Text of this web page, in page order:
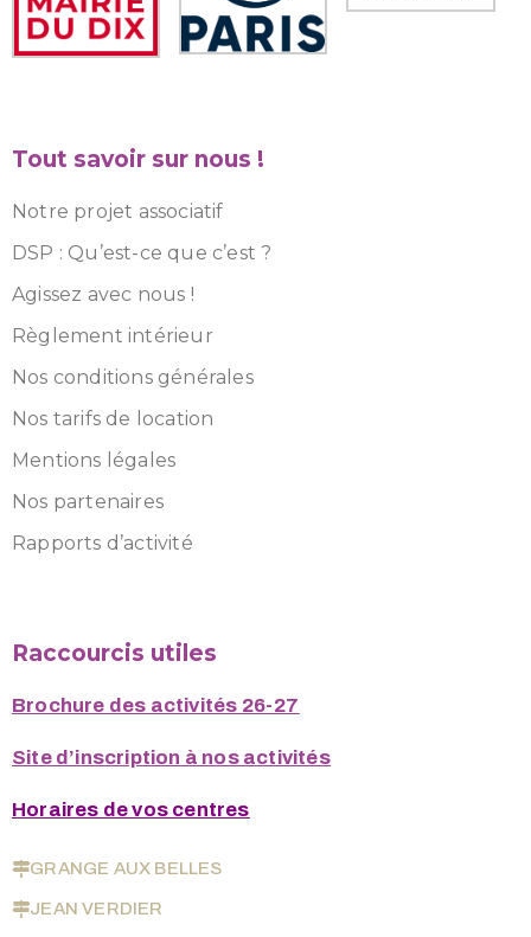
Tout savoir sur nous !
Notre projet associatif
DSP : Qu’est-ce que c’est ?
Agissez avec nous !
Règlement intérieur
Nos conditions générales
Nos tarifs de location
Mentions légales
Nos partenaires
Rapports d’activité
Raccourcis utiles
Brochure des activités 26-27
Site d’inscription à nos activités
Horaires de vos centres
GRANGE AUX BELLES
JEAN VERDIER